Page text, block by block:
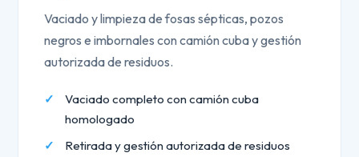
Vaciado y limpieza de fosas sépticas, pozos
negros e imbornales con camión cuba y gestión
autorizada de residuos.
Vaciado completo con camión cuba
homologado
Retirada y gestión autorizada de residuos